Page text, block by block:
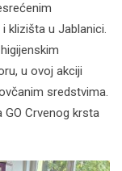
klizišta u Jablanici.
u ovoj akciji
sredstvima.
Crvenog krsta